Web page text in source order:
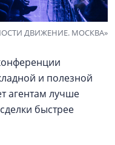
ДВИЖЕНИЕ. МОСКВА»
и полезной
агентам лучше
быстрее